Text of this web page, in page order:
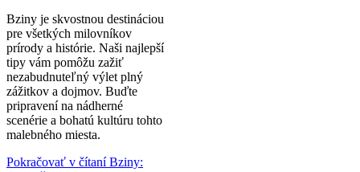
Bziny je skvostnou destináciou
pre všetkých milovníkov
prírody a histórie. Naši najlepší
tipy vám pomôžu zažiť
nezabudnuteľný výlet plný
zážitkov a dojmov. Buďte
pripravení na nádherné
scenérie a bohatú kultúru tohto
malebného miesta.
Pokračovať v čítaníBziny: